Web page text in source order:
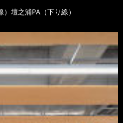
壇之浦PA（下り線）